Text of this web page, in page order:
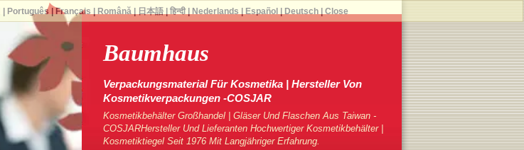
Baumhaus
Verpackungsmaterial Für Kosmetika | Hersteller Von
Kosmetikverpackungen -COSJAR
Kosmetikbehälter Großhandel | Gläser Und Flaschen Aus Taiwan -
COSJARHersteller Und Lieferanten Hochwertiger Kosmetikbehälter |
Kosmetiktiegel Seit 1976 Mit Langjähriger Erfahrung.
Português Français Română| 日本語| हिन्दी| Nederlands Español Deutsch| Close